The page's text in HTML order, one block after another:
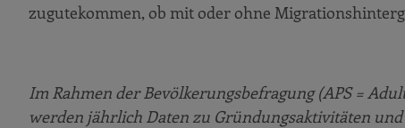
zugutekommen, ob mit oder ohne
Im Rahmen der Bevölkerungsbefragung (APS =
werden jährlich Daten zu Gründungsaktivitäten